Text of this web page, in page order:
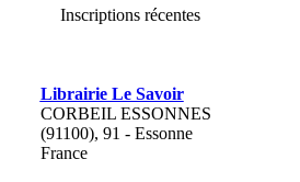
Inscriptions récentes
Librairie Le Savoir
CORBEIL ESSONNES
(91100), 91 - Essonne
France